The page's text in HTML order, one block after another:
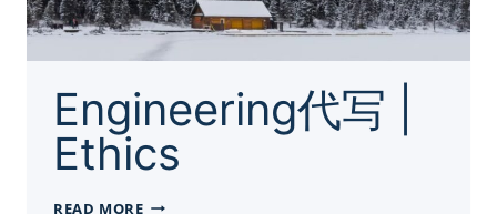
Engineering代写 |
Ethics
READ MOREENGINEERING